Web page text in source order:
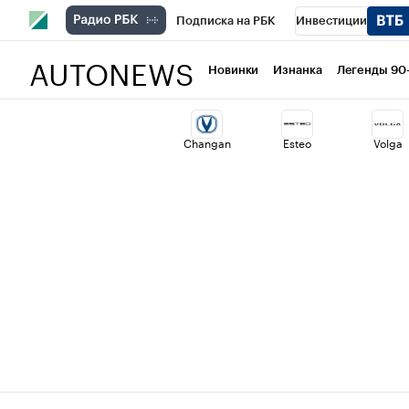
Подписка на РБК Инвестиции
Национальные проекты Город
Кредитные рейтинги Франшизы
AUTONEWS Новинки Изнанка Легенды
Changan Esteo Volga